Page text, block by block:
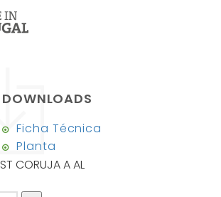
DOWNLOADS
Ficha Técnica
Planta
ST CORUJA A AL